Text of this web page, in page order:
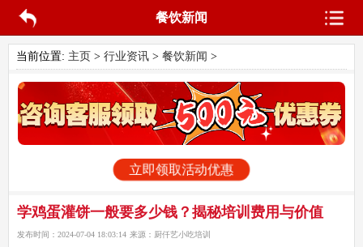
餐饮新闻
当前位置: 主页 > 行业资讯> 餐饮新闻 >
立即领取活动优惠
学鸡蛋灌饼一般要多少钱？揭秘培训费用与价值
发布时间： 2024-07-04 18:03:14 来源： 厨仟艺小吃培训